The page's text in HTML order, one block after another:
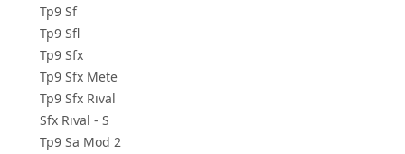
Tp9 Sf
Tp9 Sfl
Tp9 Sfx
Tp9 Sfx Mete
Tp9 Sfx Rıval
Sfx Rıval - S
Tp9 Sa Mod 2